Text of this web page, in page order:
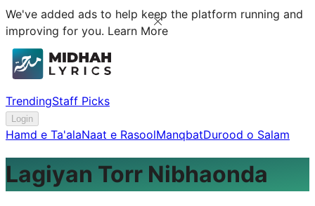
We've added ads to help keep the platform running and
improving for you. Learn More
TrendingStaff Picks
Login
Hamd e Ta'alaNaat e RasoolManqbatDurood o Salam
Lagiyan Torr Nibhaonda